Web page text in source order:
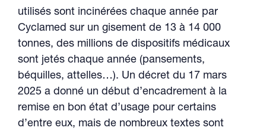
utilisés sont incinérées chaque année par
Cyclamed sur un gisement de 13 à 14 000
tonnes, des millions de dispositifs médicaux
sont jetés chaque année (pansements,
béquilles, attelles…). Un décret du 17 mars
2025 a donné un début d’encadrement à la
remise en bon état d’usage pour certains
d’entre eux, mais de nombreux textes sont